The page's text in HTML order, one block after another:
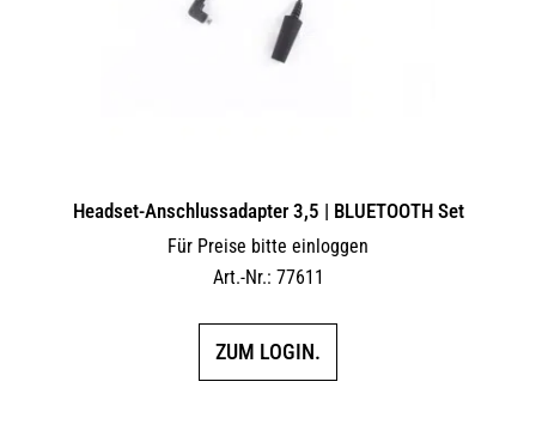
Headset-Anschlussadapter 3,5 | BLUETOOTH Set
Für Preise bitte einloggen
Art.-Nr.: 77611
ZUM LOGIN.